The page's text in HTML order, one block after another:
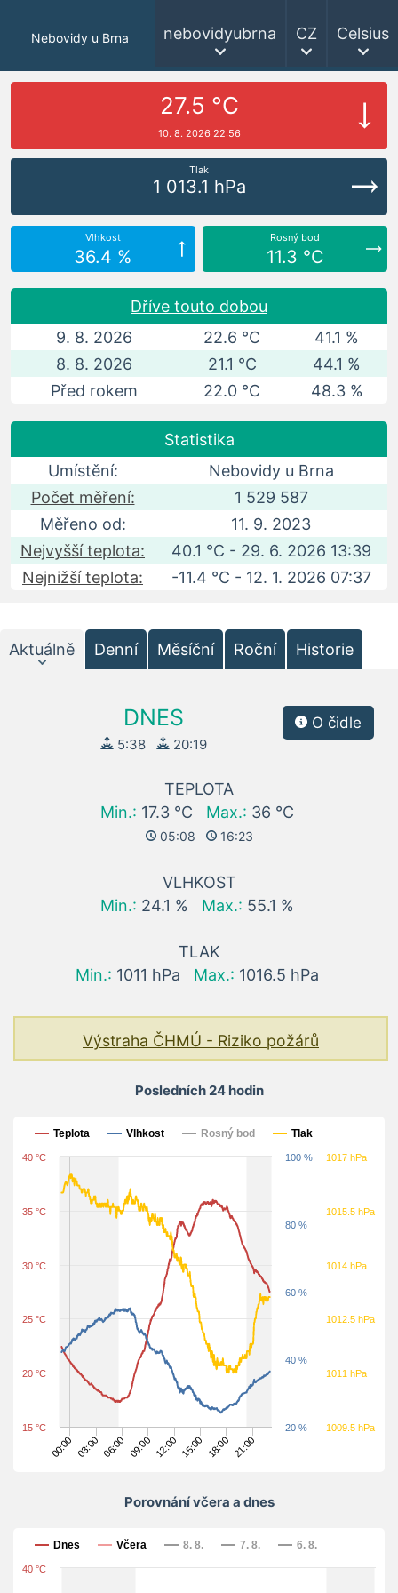
Nebovidy u Brna nebovidyubrna CZ Celsius
27.5 °C
10. 8. 2026 22:56
Tlak
1 013.1 hPa
Vlhkost
36.4 %
Rosný bod
11.3 °C
Dříve touto dobou
9. 8. 2026
22.6 °C
41.1 %
8. 8. 2026
21.1 °C
44.1 %
Před rokem
22.0 °C 48.3 %
Statistika
Umístění:
Nebovidy u Brna
Počet měření:
1 529 587
Měřeno od:
11. 9. 2023
Nejvyšší teplota:
40.1 °C - 29. 6. 2026 13:39
Nejnižší teplota:
-11.4 °C - 12. 1. 2026 07:37
Aktuálně Denní Měsíční Roční Historie
O čidle
DNES
5:38 20:19
TEPLOTA
Min.: 17.3 °C Max.: 36 °C
05:08 16:23
VLHKOST
Min.: 24.1 % Max.: 55.1 %
TLAK
Min.: 1011 hPa Max.: 1016.5 hPa
Výstraha ČHMÚ - Riziko požárů
Posledních 24 hodin
Posledních 24 hodin
Teplota Vlhkost Rosný bod Tlak
00:00 06:00 12:00 18:00
03:00 09:00 15:00 21:00
15 °C
20 °C
25 °C
30 °C
35 °C
40 °C
20 %
40 %
60 %
80 %
100 %
1009.5 hPa
1011 hPa
1012.5 hPa
1014 hPa
1015.5 hPa
1017 hPa
Porovnání včera a dnes
Porovnání včera a dnes
Dnes Včera 8. 8. 7. 8. 6. 8.
40 °C